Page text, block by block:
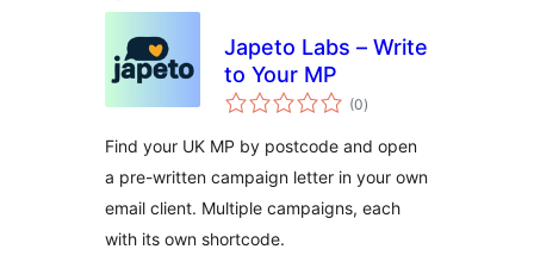
Japeto Labs – Write
to Your MP
(0total
ratings
)
Find your UK MP by postcode and open
a pre-written campaign letter in your own
email client. Multiple campaigns, each
with its own shortcode.